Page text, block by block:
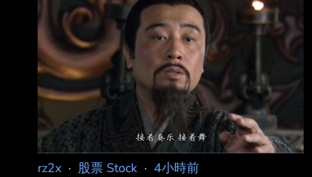
址超過一行，請用縮網址，連結不能點擊者板規
1-2-2 處分。
https://news.cnyes.com/news/id/6565335 發布
時間： 請勿張貼超過3天新聞 2026-08-07
20:40 記者署名： 鉅亨網編譯段智恆 原文內
容： 美國勞工統計局 (BLS) 周五 (7 日) 公布最
新非農就業數據顯示，7 月新增就業人數意 外減
少 2.3 萬人，遠低市
rz2x · 股票 Stock · 4小時前